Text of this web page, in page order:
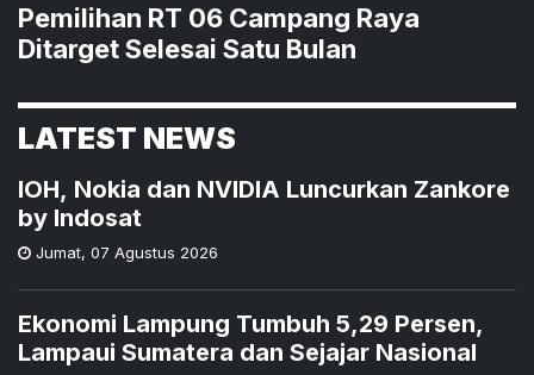
Pemilihan RT 06 Campang Raya
Ditarget Selesai Satu Bulan
LATEST NEWS
IOH, Nokia dan NVIDIA Luncurkan Zankore
by Indosat
Jumat, 07 Agustus 2026
Ekonomi Lampung Tumbuh 5,29 Persen,
Lampaui Sumatera dan Sejajar Nasional